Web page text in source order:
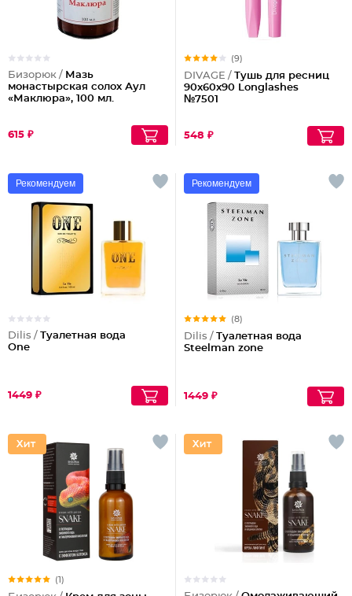
Бизорюк / Мазь
монастырская солох Аул
«Маклюра», 100 мл.
615 ₽
(9)
DIVAGE / Тушь для ресниц
90x60x90 Longlashes
№7501
548 ₽
Рекомендуем
Dilis / Туалетная вода
One
1449 ₽
Рекомендуем
(8)
Dilis / Туалетная вода
Steelman zone
1449 ₽
(1)